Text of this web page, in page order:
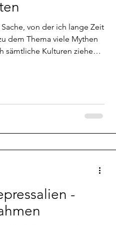
Phänomene
von der ich lange Zeit
dem Thema viele Mythen
sämtliche Kulturen ziehen.
und zu Geistern. Ab
-